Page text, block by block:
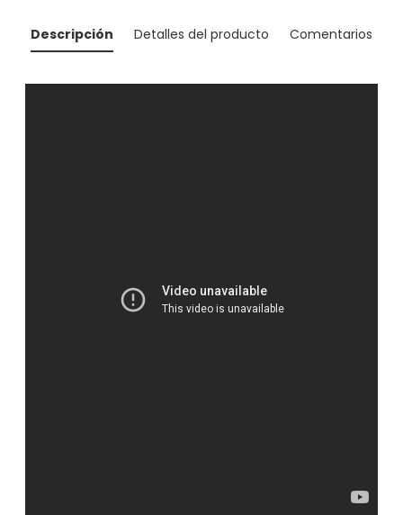
Descripción Detalles del producto Comentarios